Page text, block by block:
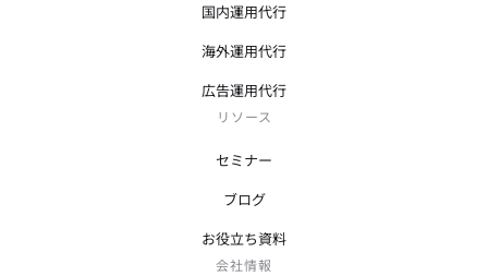
国内運用代行
海外運用代行
広告運用代行
リソース
セミナー
ブログ
お役立ち資料
会社情報